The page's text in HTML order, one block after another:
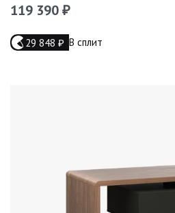
119 390 ₽
29 848 ₽ В сплит